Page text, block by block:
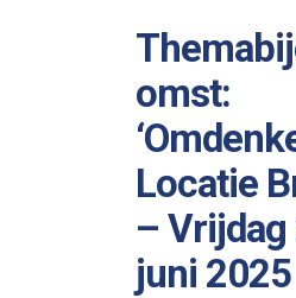
omst:
Locatie
– Vrijdag
juni 2025